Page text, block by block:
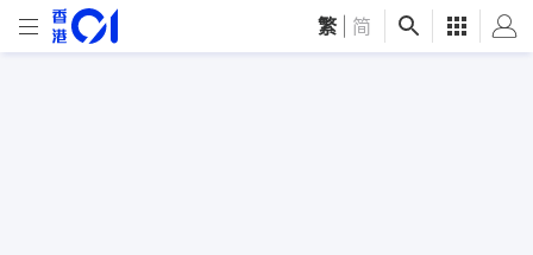
繁 简